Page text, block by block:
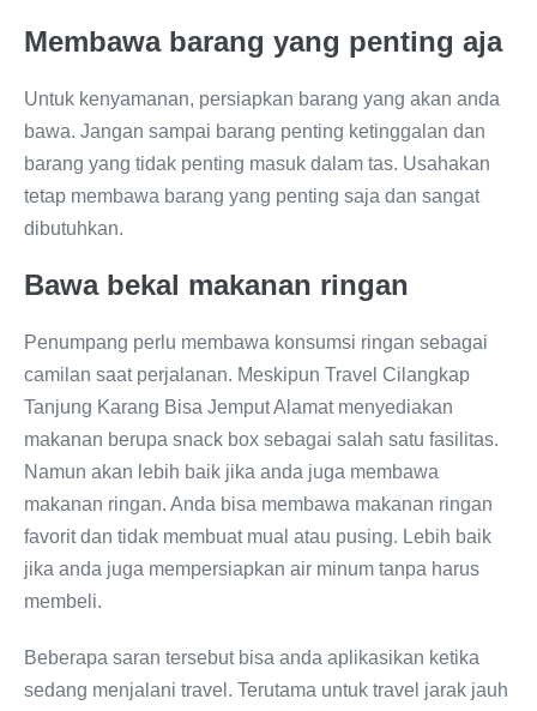
Membawa barang yang penting aja
Untuk kenyamanan, persiapkan barang yang akan anda
bawa. Jangan sampai barang penting ketinggalan dan
barang yang tidak penting masuk dalam tas. Usahakan
tetap membawa barang yang penting saja dan sangat
dibutuhkan.
Bawa bekal makanan ringan
Penumpang perlu membawa konsumsi ringan sebagai
camilan saat perjalanan. Meskipun Travel Cilangkap
Tanjung Karang Bisa Jemput Alamat menyediakan
makanan berupa snack box sebagai salah satu fasilitas.
Namun akan lebih baik jika anda juga membawa
makanan ringan. Anda bisa membawa makanan ringan
favorit dan tidak membuat mual atau pusing. Lebih baik
jika anda juga mempersiapkan air minum tanpa harus
membeli.
Beberapa saran tersebut bisa anda aplikasikan ketika
sedang menjalani travel. Terutama untuk travel jarak jauh